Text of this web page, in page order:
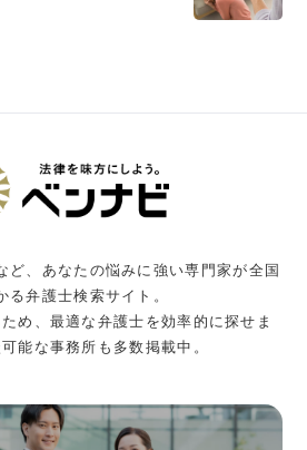
ど、あなたの悩みに強い専門家が全国
る弁護士検索サイト。
め、最適な弁護士を効率的に探せま
能な事務所も多数掲載中。